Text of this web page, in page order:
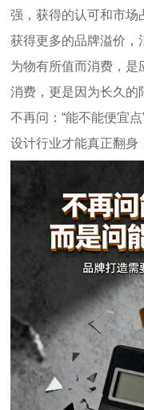
强，获得的认可和市场
获得更多的品牌溢价，
为物有所值而消费，是
消费，更是因为长久的
不再问：“能不能便宜
设计行业才能真正翻身